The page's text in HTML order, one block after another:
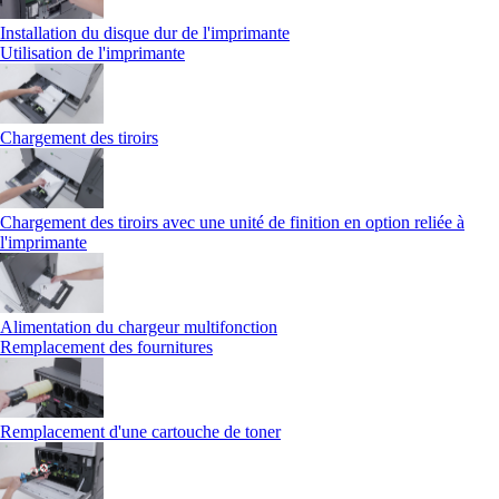
Installation du disque dur de l'imprimante
Utilisation de l'imprimante
Chargement des tiroirs
Chargement des tiroirs avec une unité de finition en option reliée à
l'imprimante
Alimentation du chargeur multifonction
Remplacement des fournitures
Remplacement d'une cartouche de toner